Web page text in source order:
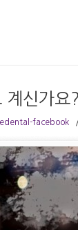
계신가요
facebook